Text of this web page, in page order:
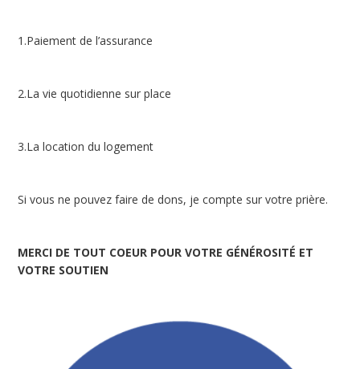
1.Paiement de l’assurance
2.La vie quotidienne sur place
3.La location du logement
Si vous ne pouvez faire de dons, je compte sur votre prière.
MERCI DE TOUT COEUR POUR VOTRE GÉNÉROSITÉ ET
VOTRE SOUTIEN